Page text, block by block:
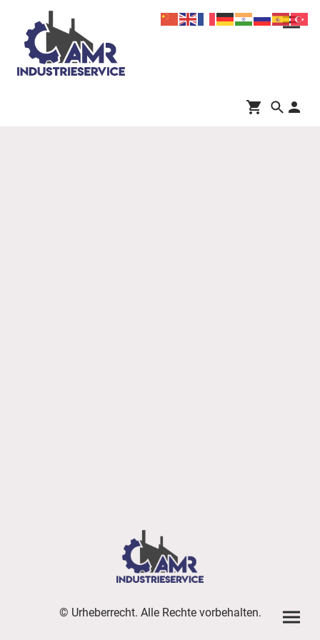
© Urheberrecht. Alle Rechte vorbehalten.